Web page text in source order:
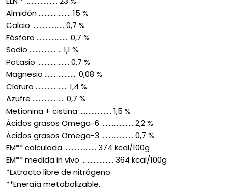
Almidón ..................... 15 %
Calcio ..................... 0,7 %
Fósforo ..................... 0,7 %
Sodio ..................... 1,1 %
Potasio ..................... 0,7 %
Magnesio ..................... 0,08 %
Cloruro ..................... 1,4 %
Azufre ..................... 0,7 %
Metionina + cistina ..................... 1,5 %
Ácidos grasos Omega-6 ..................... 2,2 %
Ácidos grasos Omega-3 ..................... 0,7 %
EM** calculada ..................... 374 kcal/100g
EM** medida in vivo ..................... 364 kcal/100g
*Extracto libre de nitrógeno.
**Energía metabolizable.